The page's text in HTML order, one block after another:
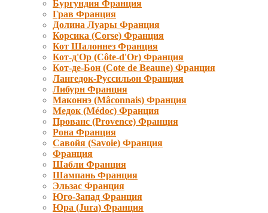
Бургундия Франция
Грав Франция
Долина Луары Франция
Корсика (Corse) Франция
Кот Шалоннез Франция
Кот-д'Ор (Côte-d'Or) Франция
Кот-де-Бон (Cote de Beaune) Франция
Лангедок-Руссильон Франция
Либурн Франция
Маконнэ (Mâconnais) Франция
Медок (Médoc) Франция
Прованс (Provence) Франция
Рона Франция
Савойя (Savoie) Франция
Франция
Шабли Франция
Шампань Франция
Эльзас Франция
Юго-Запад Франция
Юра (Jura) Франция